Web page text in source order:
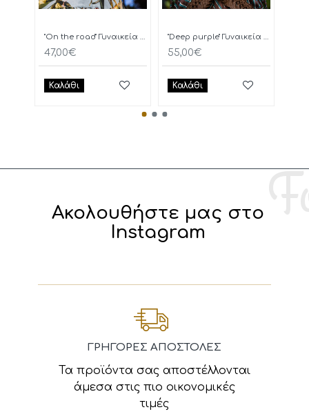
"On the road" Γυναικεία Ζώνη
47,00€
Καλάθι
"Deep purple" Γυναικεία Ζώνη
55,00€
Καλάθι
Ακολουθήστε μας στο
Instagram
ΓΡΗΓΟΡΕΣ ΑΠΟΣΤΟΛΕΣ
Τα προϊόντα σας αποστέλλονται
άμεσα στις πιο οικονομικές
τιμές